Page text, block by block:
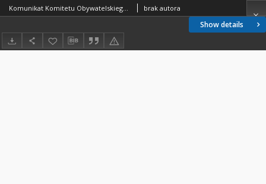
Show details
Komunikat Komitetu Obywatelskiego "Solidarność", 01.06.1989 brak autora